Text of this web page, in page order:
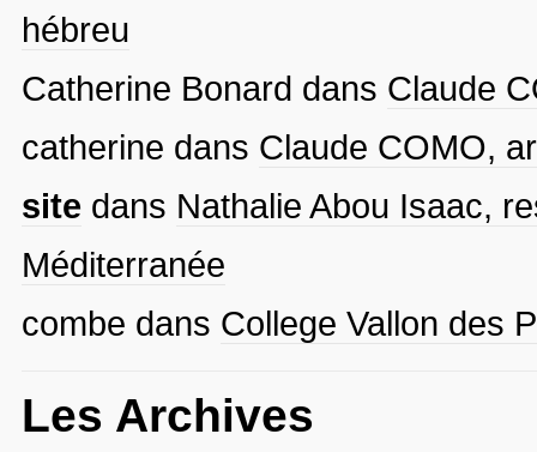
hébreu
Catherine Bonard dans Claude
catherine dans Claude COMO,
site dans Nathalie Abou Isaac,
Méditerranée
combe dans College Vallon des
Les Archives